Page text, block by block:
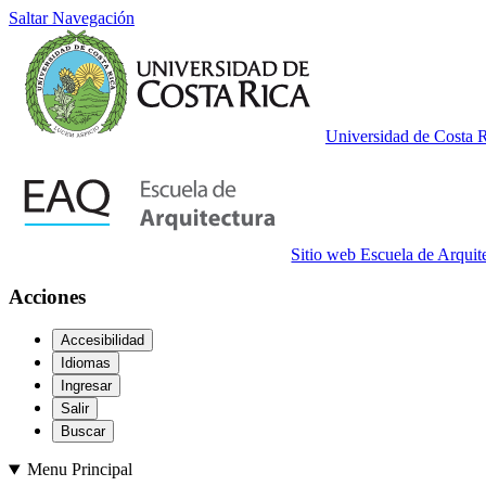
Saltar Navegación
Universidad de Costa
Sitio web Escuela de
Acciones
Accesibilidad
Idiomas
Ingresar
Salir
Buscar
Menu Principal